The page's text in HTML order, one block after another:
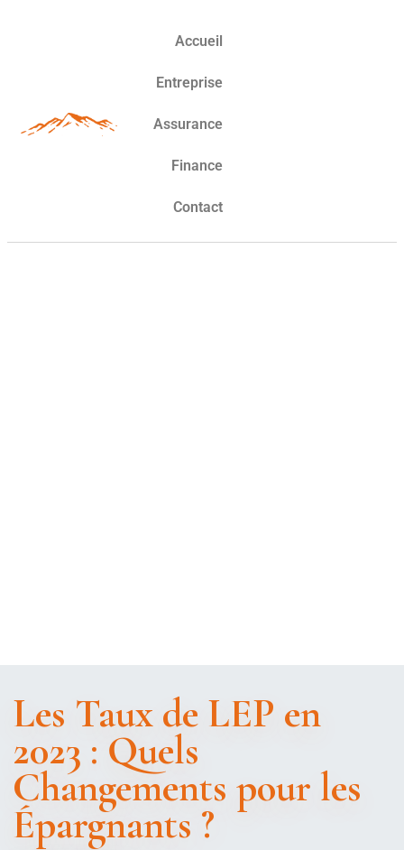
Accueil
Entreprise
Assurance
Finance
Contact
Les Taux de LEP en
2023 : Quels
Changements pour les
Épargnants ?